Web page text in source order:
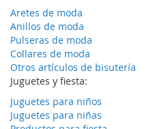
Aretes de moda
Anillos de moda
Pulseras de moda
Collares de moda
Otros artículos de bisutería
Juguetes y fiesta:
Juguetes para niños
Juguetes para niñas